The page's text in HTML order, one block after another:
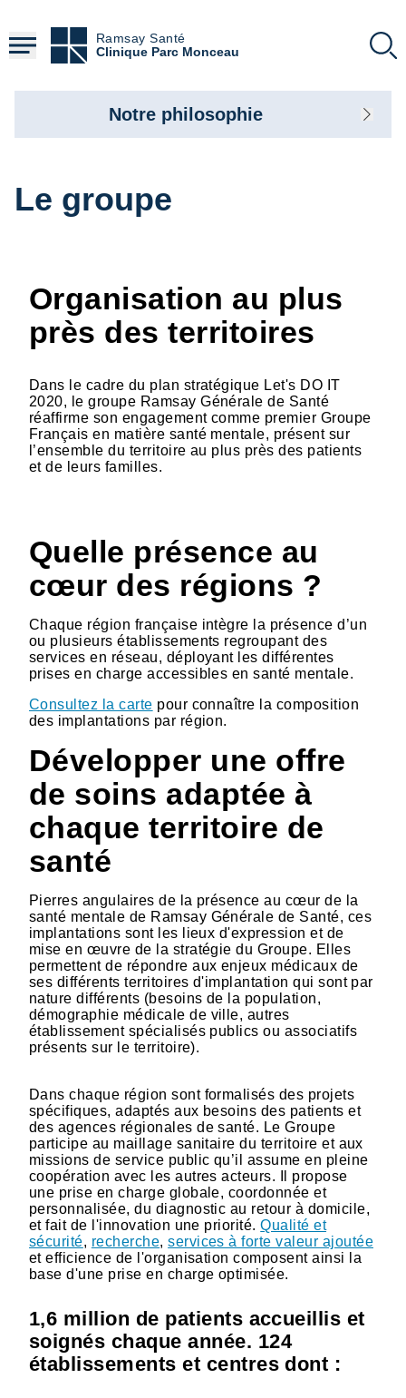
contenu
principal
Ramsay Santé
Clinique Parc Monceau
Le groupe
Organisation au plus
près des territoires
Dans le cadre du plan stratégique Let's DO IT
2020, le groupe Ramsay Générale de Santé
réaffirme son engagement comme premier Groupe
Français en matière santé mentale, présent sur
l’ensemble du territoire au plus près des patients
et de leurs familles.
Quelle présence au
cœur des régions ?
Chaque région française intègre la présence d’un
ou plusieurs établissements regroupant des
services en réseau, déployant les différentes
prises en charge accessibles en santé mentale.
Consultez la carte pour connaître la composition
des implantations par région.
Développer une offre
de soins adaptée à
chaque territoire de
santé
Pierres angulaires de la présence au cœur de la
santé mentale de Ramsay Générale de Santé, ces
implantations sont les lieux d'expression et de
mise en œuvre de la stratégie du Groupe. Elles
permettent de répondre aux enjeux médicaux de
ses différents territoires d'implantation qui sont par
nature différents (besoins de la population,
démographie médicale de ville, autres
établissement spécialisés publics ou associatifs
présents sur le territoire).
Dans chaque région sont formalisés des projets
spécifiques, adaptés aux besoins des patients et
des agences régionales de santé. Le Groupe
participe au maillage sanitaire du territoire et aux
missions de service public qu’il assume en pleine
coopération avec les autres acteurs. Il propose
une prise en charge globale, coordonnée et
personnalisée, du diagnostic au retour à domicile,
et fait de l'innovation une priorité.Qualité et
sécurité, recherche,services à forte valeur ajoutée
et efficience de l'organisation composent ainsi la
base d'une prise en charge optimisée.
1,6 million de patients accueillis et
soignés chaque année. 124
établissements et centres dont :
Notre philosophie